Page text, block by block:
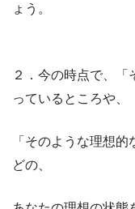
ょう。
２．今の時点で、
っているところや、
「そのような理想
どの、